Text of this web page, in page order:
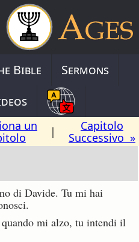
Bible
Sermons
un
|
Capitolo
Successivo »
di Davide. Tu mi hai
mi alzo, tu intendi il